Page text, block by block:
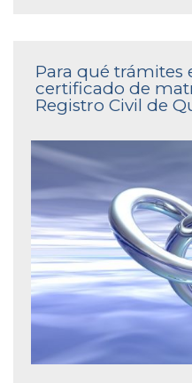
Para qué trámites
certificado de
Registro Civil de